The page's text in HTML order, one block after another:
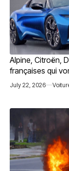
Alpine, Citroën,
françaises qui
July 22, 2026